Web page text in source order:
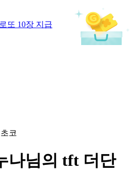
또 10장 지급
코
나님의 tft 더단